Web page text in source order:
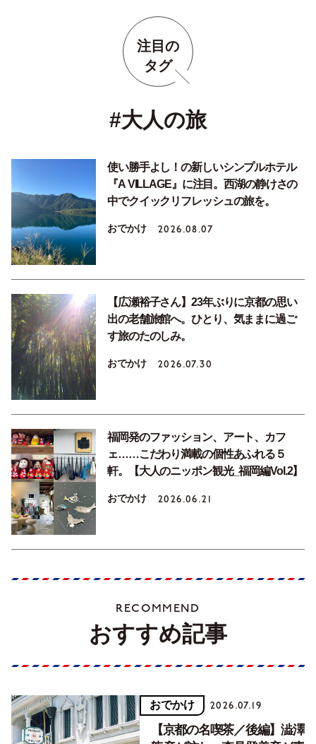
注目の
タグ
#大人の旅
使い勝手よし！の新しいシンプルホテル
『A VILLAGE』に注目。西湖の静けさの
中でクイックリフレッシュの旅を。
おでかけ 2026.08.07
【広瀬裕子さん】23年ぶりに京都の思い
出の老舗旅館へ。ひとり、気ままに過ご
す旅のたのしみ。
おでかけ 2026.07.30
福岡発のファッション、アート、カフ
ェ……こだわり満載の個性あふれる５
軒。【大人のニッポン観光_福岡編Vol.2】
おでかけ 2026.06.21
RECOMMEND
おすすめ記事
おでかけ 2026.07.19
【京都の名喫茶／後編】澁澤